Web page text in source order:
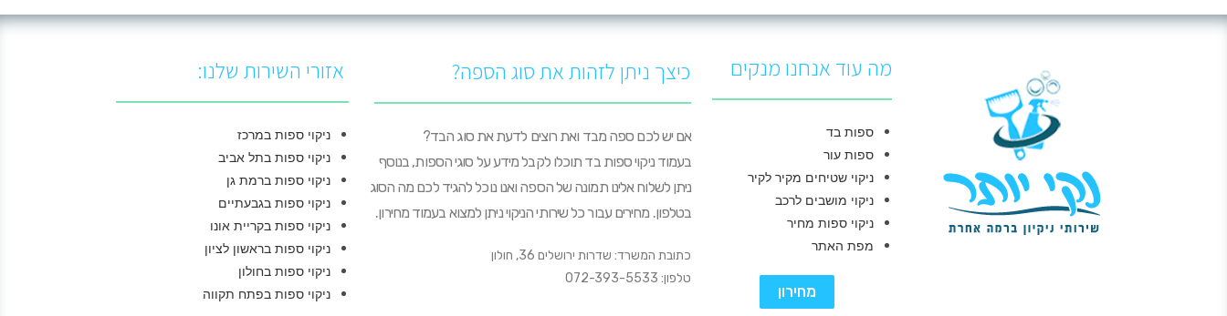
מה עוד אנחנו מנקים
ספות בד
ספות עור
ניקוי שטיחים מקיר לקיר
ניקוי מושבים לרכב
ניקוי ספות מחיר
מפת האתר
מחירון
כיצך ניתן לזהות את סוג הספה?
אם יש לכם ספה מבד ואת רוצים לדעת את סוג הבד?
בעמוד ניקוי ספות בד תוכלו לקבל מידע על סוגי הספות, בנוסף
ניתן לשלוח אלינו תמונה של הספה ואנו נוכל להגיד לכם מה הסוג
בטלפון. מחירים עבור כל שירותי הניקוי ניתן למצוא בעמוד מחירון.
כתובת המשרד: שדרות ירושלים 36, חולון
טלפון: 072-393-5533
אזורי השירות שלנו:
ניקוי ספות במרכז
ניקוי ספות בתל אביב
ניקוי ספות ברמת גן
ניקוי ספות בגבעתיים
ניקוי ספות בקריית אונו
ניקוי ספות בראשון לציון
ניקוי ספות בחולון
ניקוי ספות בפתח תקווה